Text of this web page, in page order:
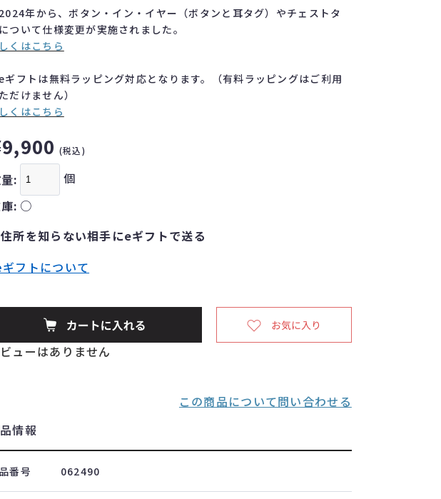
年から、ボタン・イン・イヤー（ボタンと耳タグ）やチェストタ
ついて仕様変更が実施されました。
くはこちら
フトは無料ラッピング対応となります。（有料ラッピングはご利用
だけません）
くはこちら
(税込)
:
個
: ○
所を知らない相手にeギフトで送る
フトについて
ューはありません
この商品について問い合わせる
情報
番号 062490